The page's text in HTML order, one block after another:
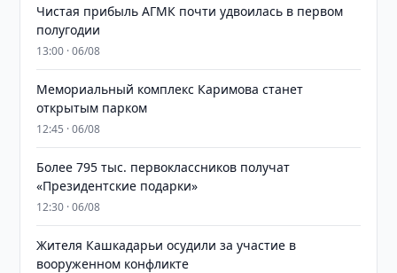
Чистая прибыль АГМК почти удвоилась в первом
полугодии
13:00 · 06/08
Мемориальный комплекс Каримова станет
открытым парком
12:45 · 06/08
Более 795 тыс. первоклассников получат
«Президентские подарки»
12:30 · 06/08
Жителя Кашкадарьи осудили за участие в
вооруженном конфликте